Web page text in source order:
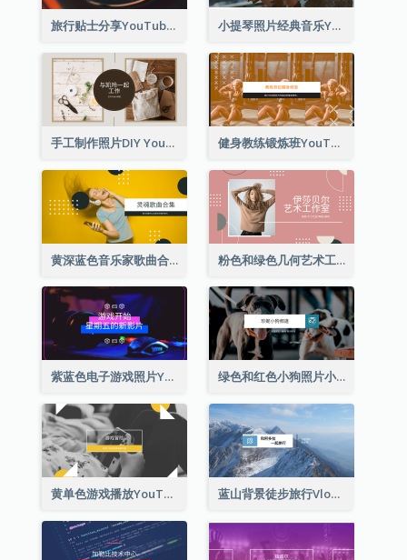
旅行贴士分享YouTube频道图片 小提琴照片经典音乐YouTube频道图片
手工制作照片DIY YouTube频道图片 健身教练锻炼班YouTube频道图片
黄深蓝色音乐家歌曲合集YouTube频道图片 粉色和绿色几何艺术工作室YouTube频道图片
紫蓝色电子游戏照片YouTube频道图片 绿色和红色小狗照片小狗影音网志YouTube频道图片
黄单色游戏播放YouTube频道图片 蓝山背景徒步旅行Vlog YouTube频道图片